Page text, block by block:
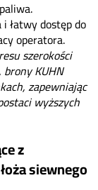
łatwy dostęp do
operatora.
szerokości
KUHN
zapewniając
wyższych
z
siewnego